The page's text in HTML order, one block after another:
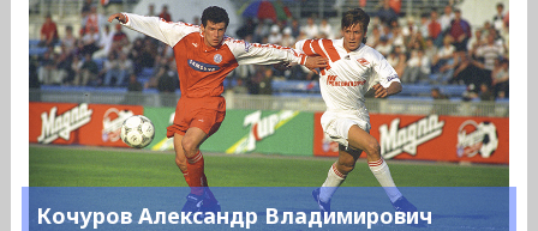
Кочуров Александр Владимирович